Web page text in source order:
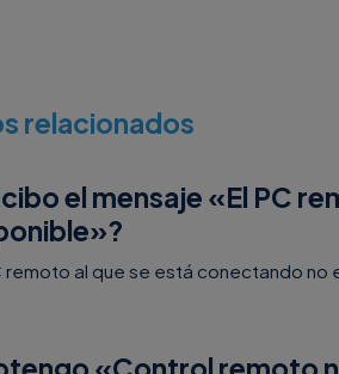
relacionados
el mensaje «El PC
remoto al que se está conectando